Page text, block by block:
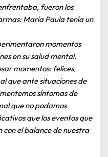
fueron los
María Paula tenía un
momentos
en su salud mental.
momentos: felices,
que ante situaciones de
síntomas de
que no podamos
que los eventos que
el balance de nuestra